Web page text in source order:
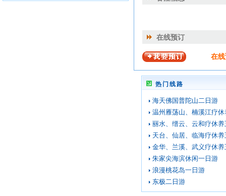
在线预订
在
热门线路
海天佛国普陀山二日游
温州雁荡山、楠溪江疗休
丽水、缙云、云和疗休养
天台、仙居、临海疗休养
金华、兰溪、武义疗休养
朱家尖海滨休闲一日游
浪漫桃花岛一日游
东极二日游